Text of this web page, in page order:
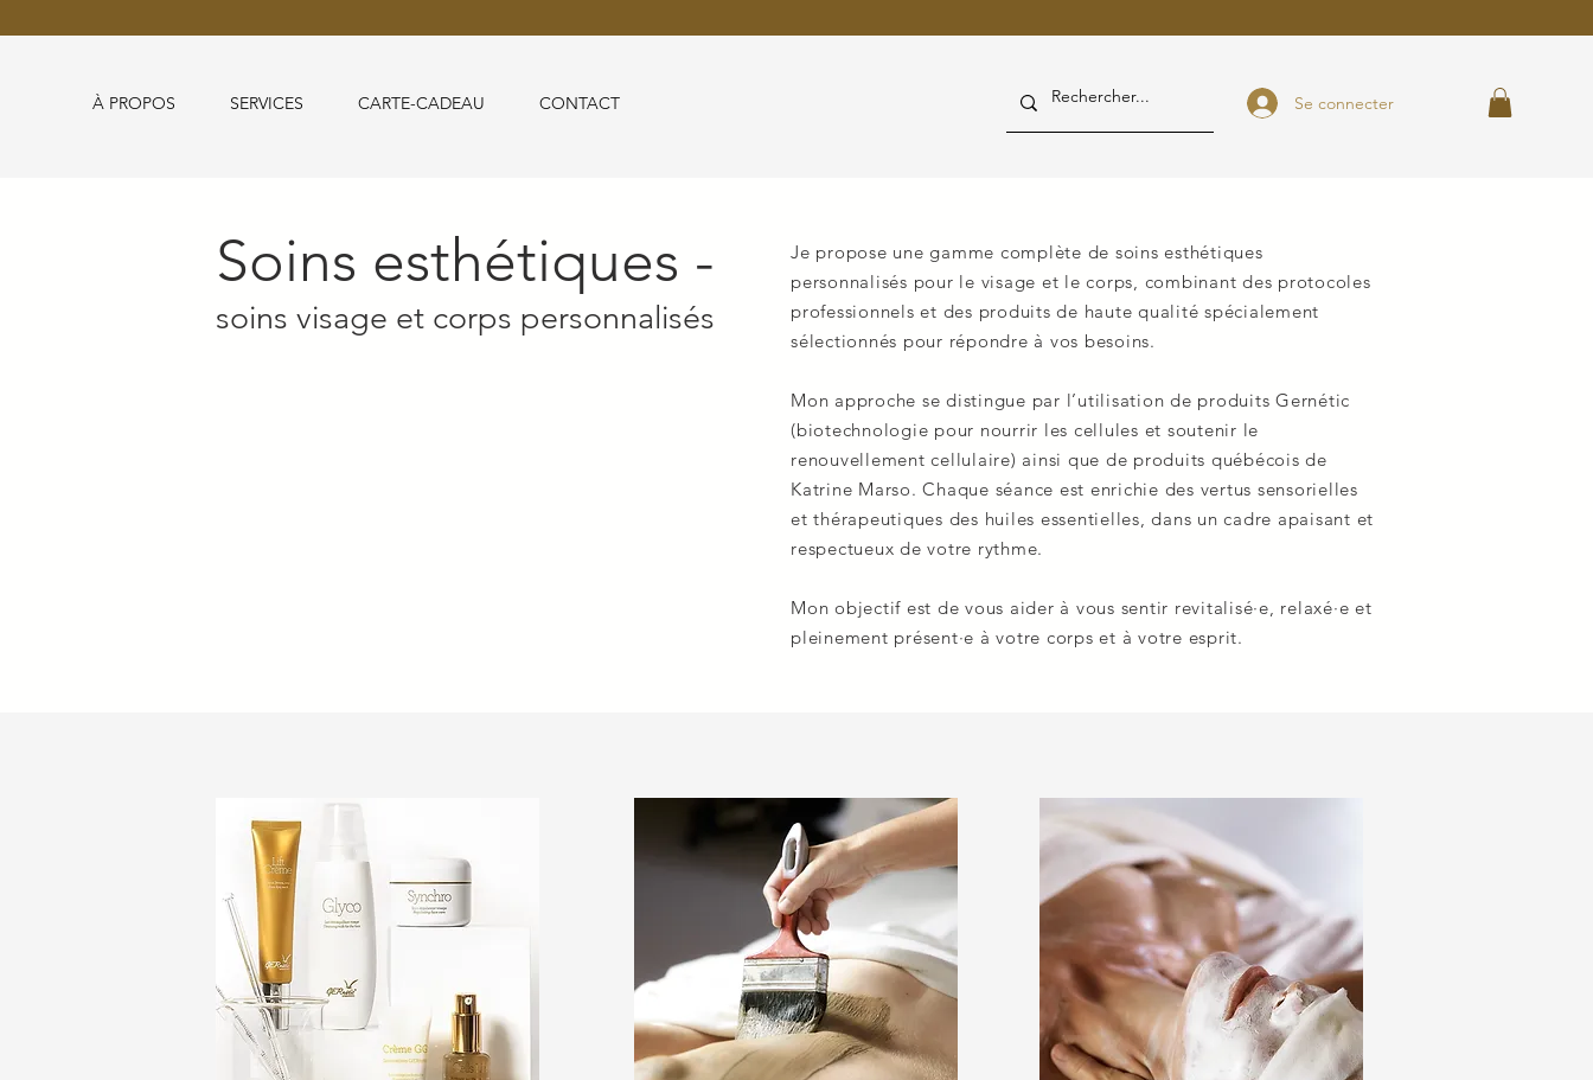
À PROPOS SERVICES CARTE-CADEAU CONTACT Se connecter
Soins esthétiques -
soins visage et corps personnalisés
Je propose une gamme complète de soins esthétiques
personnalisés pour le visage et le corps, combinant des protocoles
professionnels et des produits de haute qualité spécialement
sélectionnés pour répondre à vos besoins.
Mon approche se distingue par l’utilisation de produits Gernétic
(biotechnologie pour nourrir les cellules et soutenir le
renouvellement cellulaire) ainsi que de produits québécois de
Katrine Marso. Chaque séance est enrichie des vertus sensorielles
et thérapeutiques des huiles essentielles, dans un cadre apaisant et
respectueux de votre rythme.
Mon objectif est de vous aider à vous sentir revitalisé·e, relaxé·e et
pleinement présent·e à votre corps et à votre esprit.